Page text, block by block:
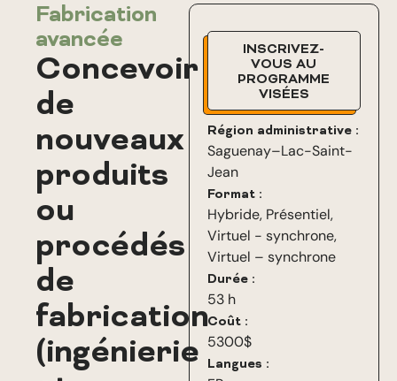
Fabrication
avancée
Concevoir
de
nouveaux
produits
ou
procédés
de
fabrication
(ingénierie
INSCRIVEZ-
VOUS AU
PROGRAMME
VISÉES
Région administrative :
Saguenay–Lac-Saint-
Jean
Format :
Hybride, Présentiel,
Virtuel - synchrone,
Virtuel – synchrone
Durée :
53 h
Coût :
5300$
Langues :